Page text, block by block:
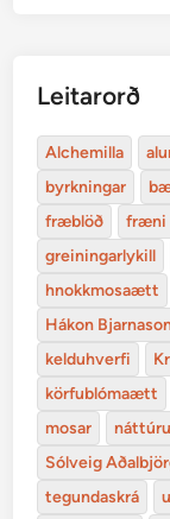
Leitarorð
Alchemilla
byrkningar
fræblöð
fræni
greiningarlykill
hnokkmosaætt
Hákon
kelduhverfi
körfublómaætt
mosar
Sólveig
tegundaskrá